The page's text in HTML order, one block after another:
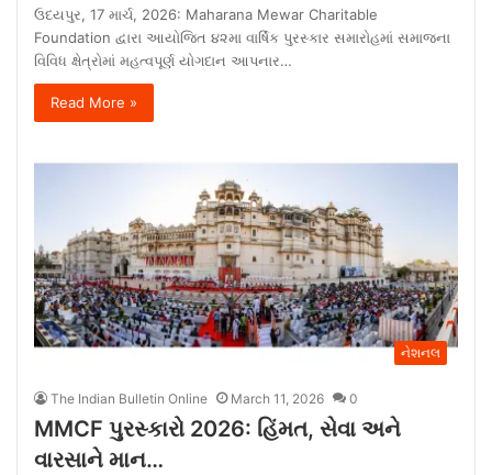
ઉદયપુર, 17 માર્ચ, 2026: Maharana Mewar Charitable
Foundation દ્વારા આયોજિત ૪૨મા વાર્ષિક પુરસ્કાર સમારોહમાં સમાજના
વિવિધ ક્ષેત્રોમાં મહત્વપૂર્ણ યોગદાન આપનાર…
Read More »
નેશનલ
The Indian Bulletin Online March 11, 2026 0
MMCF પુરસ્કારો 2026: હિંમત, સેવા અને
વારસાને માન…